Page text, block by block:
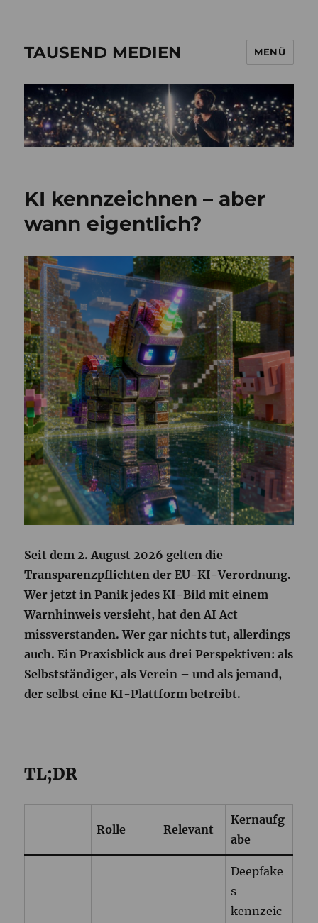
TAUSEND MEDIEN MENÜ
KI kennzeichnen – aber
wann eigentlich?
Seit dem 2. August 2026 gelten die
Transparenzpflichten der EU-KI-Verordnung.
Wer jetzt in Panik jedes KI-Bild mit einem
Warnhinweis versieht, hat den AI Act
missverstanden. Wer gar nichts tut, allerdings
auch. Ein Praxisblick aus drei Perspektiven: als
Selbstständiger, als Verein – und als jemand,
der selbst eine KI-Plattform betreibt.
TL;DR
Rolle Relevant
Kernaufg
abe
Deepfake
s
kennzeic